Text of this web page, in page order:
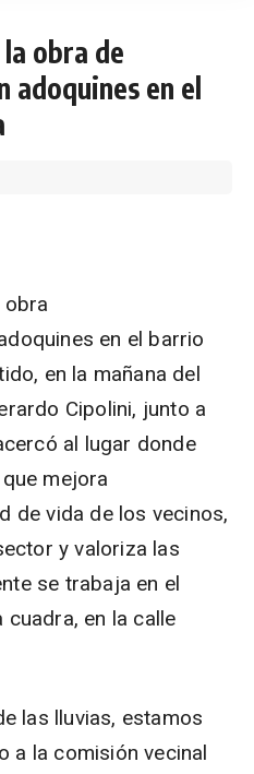
obra de
adoquines en el
obra
en el barrio
en la mañana del
Cipolini, junto a
al lugar donde
mejora
de vida de los vecinos,
y valoriza las
se trabaja en el
en la calle
las lluvias, estamos
a la comisión vecinal